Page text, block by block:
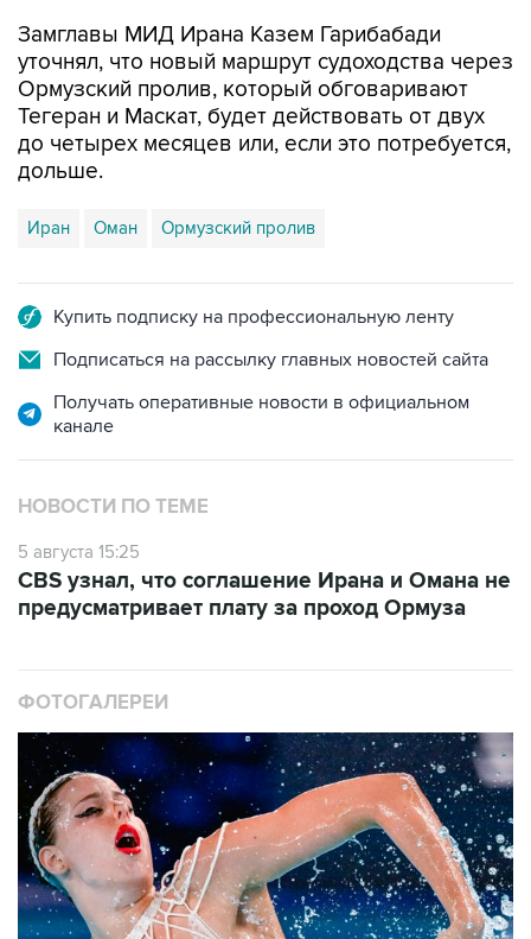
Замглавы МИД Ирана Казем Гарибабади
уточнял, что новый маршрут судоходства через
Ормузский пролив, который обговаривают
Тегеран и Маскат, будет действовать от двух
до четырех месяцев или, если это потребуется,
дольше.
Иран Оман Ормузский пролив
Купить подписку на профессиональную ленту
Подписаться на рассылку главных новостей сайта
Получать оперативные новости в официальном
канале
НОВОСТИ ПО ТЕМЕ
5 августа 15:25
CBS узнал, что соглашение Ирана и Омана не
предусматривает плату за проход Ормуза
ФОТОГАЛЕРЕИ